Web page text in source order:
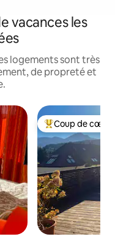
vacances les
logements sont très
de propreté et
Coups de cœur
Coup de cœur